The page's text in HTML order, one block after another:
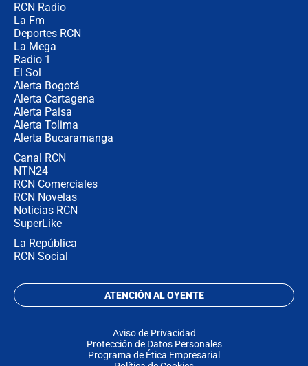
RCN Radio
La Fm
Deportes RCN
La Mega
Radio 1
El Sol
Alerta Bogotá
Alerta Cartagena
Alerta Paisa
Alerta Tolima
Alerta Bucaramanga
Canal RCN
NTN24
RCN Comerciales
RCN Novelas
Noticias RCN
SuperLike
La República
RCN Social
ATENCIÓN AL OYENTE
Aviso de Privacidad
Protección de Datos Personales
Programa de Ética Empresarial